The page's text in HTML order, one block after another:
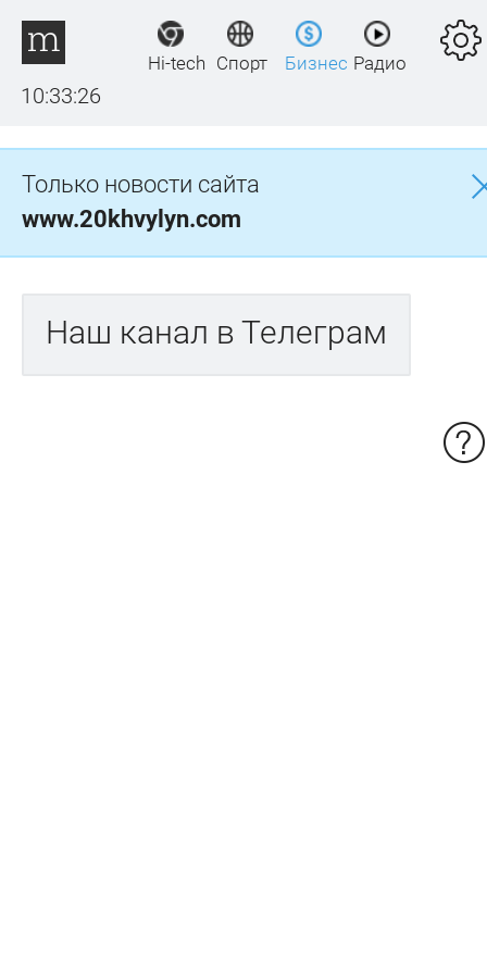
10:33:26
Hi-tech Спорт Бизнес Радио
Только новости сайта
www.20khvylyn.com
Наш канал в Телеграм